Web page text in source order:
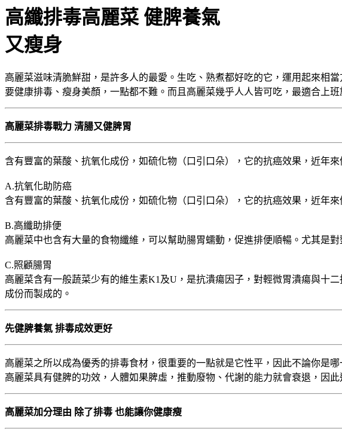
高纖排毒高麗菜 健脾養氣
又瘦身
高麗菜滋味清脆鮮甜，是許多人的最愛。生吃、熟煮都好吃的它，運用起來相
要健康排毒、瘦身美顏，一點都不難。而且高麗菜幾乎人人皆可吃，最適合上班
高麗菜排毒戰力 清腸又健脾胃
含有豐富的葉酸、抗氧化成份，如硫化物（口引口朵），它的抗癌效果，近年
A.抗氧化助防癌
含有豐富的葉酸、抗氧化成份，如硫化物（口引口朵），它的抗癌效果，近年
B.高纖助排便
高麗菜中也含有大量的食物纖維，可以幫助腸胃蠕動，促進排便順暢。尤其是
C.照顧腸胃
高麗菜含有一般蔬菜少有的維生素K1及U，是抗潰瘍因子，對輕微胃潰瘍與十
成份而製成的。
先健脾養氣 排毒成效更好
高麗菜之所以成為優秀的排毒食材，很重要的一點就是它性平，因此不論你是
高麗菜具有健脾的功效，人體如果脾虛，推動廢物、代謝的能力就會衰退，因
高麗菜加分理由 除了排毒 也能讓你健康瘦